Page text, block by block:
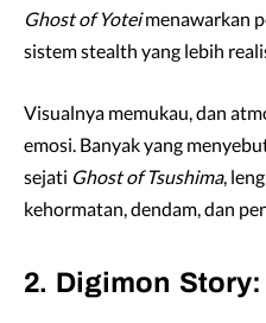
Ghost of Yoteimenawarkan
sistem stealth yang lebih
Visualnya memukau, dan
emosi. Banyak yang
sejati Ghost of Tsushima,
kehormatan, dendam, dan
2. Digimon